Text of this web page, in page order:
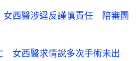
西醫涉違反謹慎責任 陪審團
女西醫求情說多次手術未出